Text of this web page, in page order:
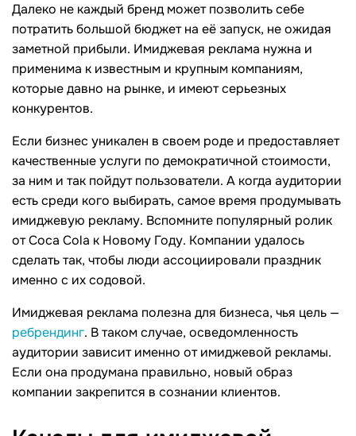
Далеко не каждый бренд может позволить себе
потратить большой бюджет на её запуск, не ожидая
заметной прибыли. Имиджевая реклама нужна и
применима к известным и крупным компаниям,
которые давно на рынке, и имеют серьезных
конкурентов.
Если бизнес уникален в своем роде и предоставляет
качественные услуги по демократичной стоимости,
за ним и так пойдут пользователи. А когда аудитории
есть среди кого выбирать, самое время продумывать
имиджевую рекламу. Вспомните популярный ролик
от Coca Cola к Новому Году. Компании удалось
сделать так, чтобы люди ассоциировали праздник
именно с их содовой.
Имиджевая реклама полезна для бизнеса, чья цель —
ребрендинг. В таком случае, осведомленность
аудитории зависит именно от имиджевой рекламы.
Если она продумана правильно, новый образ
компании закрепится в сознании клиентов.